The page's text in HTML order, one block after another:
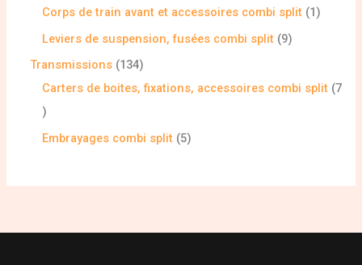
Corps de train avant et accessoires combi split 1
Leviers de suspension, fusées combi split 9
Transmissions 134
Carters de boites, fixations, accessoires combi split 7
Embrayages combi split 5